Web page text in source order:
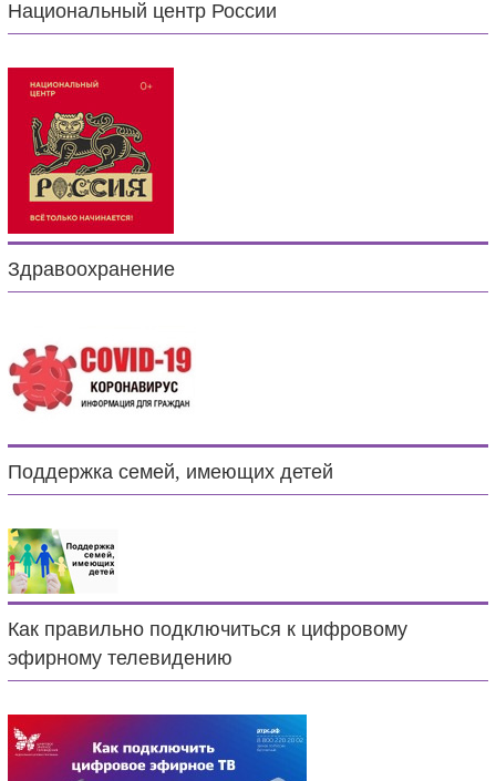
Национальный центр России
Здравоохранение
Поддержка семей, имеющих детей
Как правильно подключиться к цифровому
эфирному телевидению